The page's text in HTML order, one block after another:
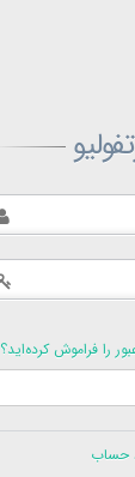
را فراموش کرده‌اید؟
حساب
ورود
سبد سهام
است